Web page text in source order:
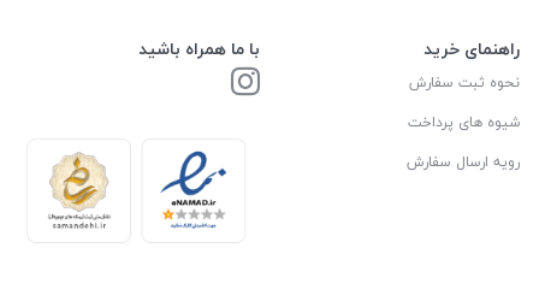
راهنمای خرید
نحوه ثبت سفارش
شیوه های پرداخت
رویه ارسال سفارش
با ما همراه باشید